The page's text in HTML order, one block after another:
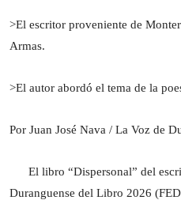
>El escritor proveniente de
Armas.
>El autor abordó el tema de la
Por Juan José Nava / La Voz de
El libro “Dispersonal” del
Duranguense del Libro 2026